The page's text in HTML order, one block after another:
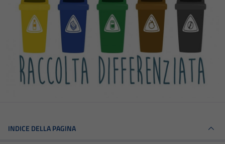
INDICE DELLA PAGINA